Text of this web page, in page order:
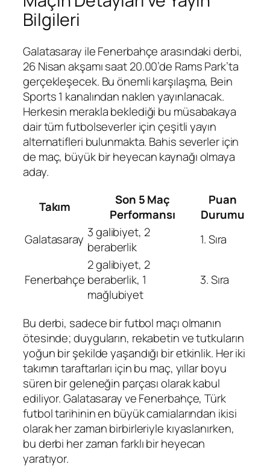
Bilgileri
Galatasaray ile Fenerbahçe arasındaki derbi,
26 Nisan akşamı saat 20.00’de Rams Park’ta
gerçekleşecek. Bu önemli karşılaşma, Bein
Sports 1 kanalından naklen yayınlanacak.
Herkesin merakla beklediği bu müsabakaya
dair tüm futbolseverler için çeşitli yayın
alternatifleri bulunmakta. Bahis severler için
de maç, büyük bir heyecan kaynağı olmaya
aday.
Takım
Son 5 Maç
Performansı
Puan
Durumu
Galatasaray 3 galibiyet, 2
beraberlik
1. Sıra
Fenerbahçe
2 galibiyet, 2
beraberlik, 1
mağlubiyet
3. Sıra
Bu derbi, sadece bir futbol maçı olmanın
ötesinde; duyguların, rekabetin ve tutkuların
yoğun bir şekilde yaşandığı bir etkinlik. Her iki
takımın taraftarları için bu maç, yıllar boyu
süren bir geleneğin parçası olarak kabul
ediliyor. Galatasaray ve Fenerbahçe, Türk
futbol tarihinin en büyük camialarından ikisi
olarak her zaman birbirleriyle kıyaslanırken,
bu derbi her zaman farklı bir heyecan
yaratıyor.